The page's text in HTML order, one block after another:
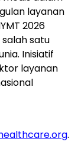
layanan
2026
satu
Inisiatif
layanan
.